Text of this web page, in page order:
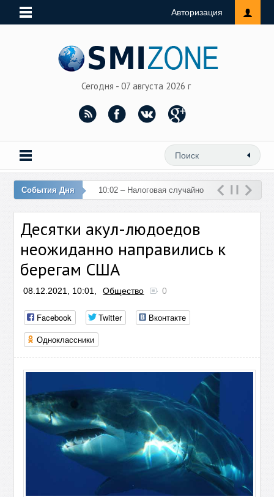
Авторизация
Сегодня - 07 августа 2026 г
События Дня 10:02 – Налоговая случайно
на счет женщины
Десятки акул-людоедов
неожиданно направились к
берегам США
08.12.2021, 10:01, Общество 0
Facebook Twitter
Вконтакте
Одноклассники